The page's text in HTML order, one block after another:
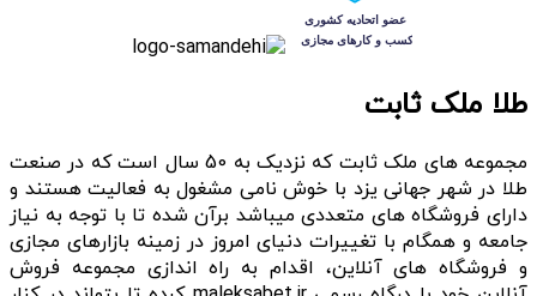
طلا ملک ثابت
مجموعه های ملک ثابت که نزدیک به 50 سال است که در صنعت
طلا در شهر جهانی یزد با خوش نامی مشغول به فعالیت هستند و
دارای فروشگاه های متعددی میباشد برآن شده تا با توجه به نیاز
جامعه و همگام با تغییرات دنیای امروز در زمینه بازارهای مجازی
و فروشگاه های آنلاین، اقدام به راه اندازی مجموعه فروش